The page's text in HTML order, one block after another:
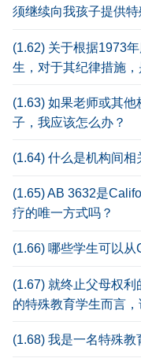
须继续向我孩子提供特
(1.62) 关于根据1973
生，对于其纪律措施
(1.63) 如果老师或其
子，我应该怎么办？
(1.64) 什么是机构间相
(1.65) AB 3632是
疗的唯一方式吗？
(1.66) 哪些学生可以
(1.67) 就终止父母权
的特殊教育学生而言
(1.68) 我是一名特殊